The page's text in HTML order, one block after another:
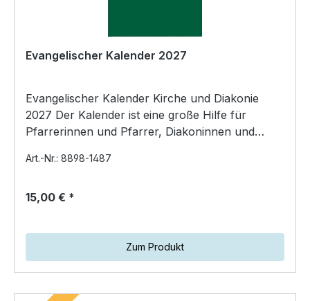
Evangelischer Kalender 2027
Evangelischer Kalender Kirche und Diakonie
2027 Der Kalender ist eine große Hilfe für
Pfarrerinnen und Pfarrer, Diakoninnen und
Art.-Nr.: 8898-1487
15,00 € *
Zum Produkt